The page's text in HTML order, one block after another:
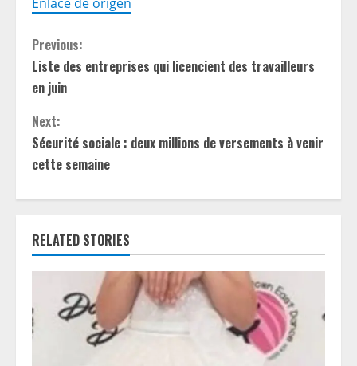
C
o
n
t
u
R
Previous:
Liste des entreprises qui licencient des travailleurs
en juin
Next:
Sécurité sociale : deux millions de versements à venir
cette semaine
RELATED STORIES